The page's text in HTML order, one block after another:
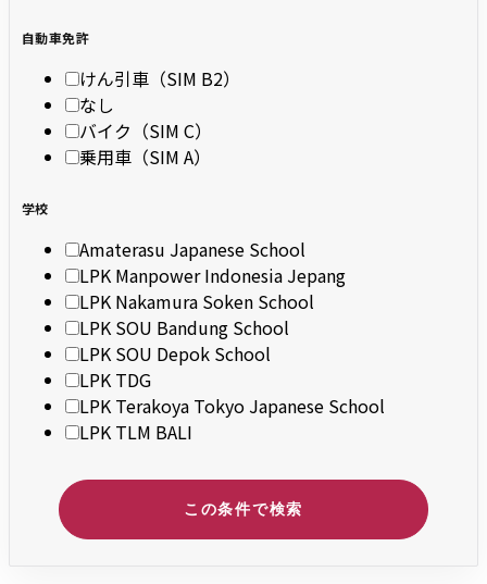
自動車免許
けん引車（SIM B2）
なし
バイク（SIM C）
乗用車（SIM A）
学校
Amaterasu Japanese School
LPK Manpower Indonesia Jepang
LPK Nakamura Soken School
LPK SOU Bandung School
LPK SOU Depok School
LPK TDG
LPK Terakoya Tokyo Japanese School
LPK TLM BALI
この条件で検索